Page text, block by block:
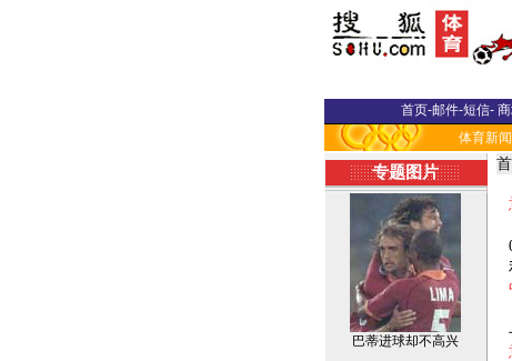
首页-邮件-短信-
体育新闻
专题图片
巴蒂进球却不高兴